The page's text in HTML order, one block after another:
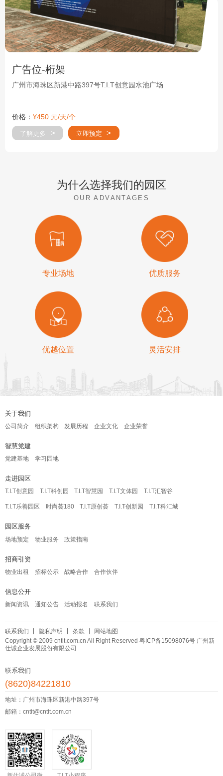
广告位-桁架
广州市海珠区新港中路397号T.I.T创意园水池广场
价格：¥450 元/天/个
了解更多 立即预定
为什么选择我们的园区
OUR ADVANTAGES
专业场地 优质服务
优越位置 灵活安排
关于我们
公司简介 组织架构 发展历程 企业文化 企业荣誉
智慧党建
党建基地 学习园地
走进园区
T.I.T创意园 T.I.T科创园 T.I.T智慧园 T.I.T文体园 T.I.T汇智谷
T.I.T乐善园区 时尚荟180 T.I.T原创荟 T.I.T创新园 T.I.T科汇城
园区服务
场地预定 物业服务 政策指南
招商引资
物业出租 招标公示 战略合作 合作伙伴
信息公开
新闻资讯 通知公告 活动报名 联系我们
联系我们 隐私声明 条款
网站地图
Copyright © 2009 cntit.com.cn All Right Reserved 粤ICP备15098076号 广州新
仕诚企业发展股份有限公司
联系我们
(8620)84221810
地址：广州市海珠区新港中路397号
邮箱：cntit@cntit.com.cn